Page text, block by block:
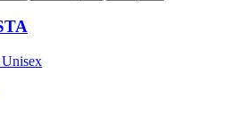
Unisex